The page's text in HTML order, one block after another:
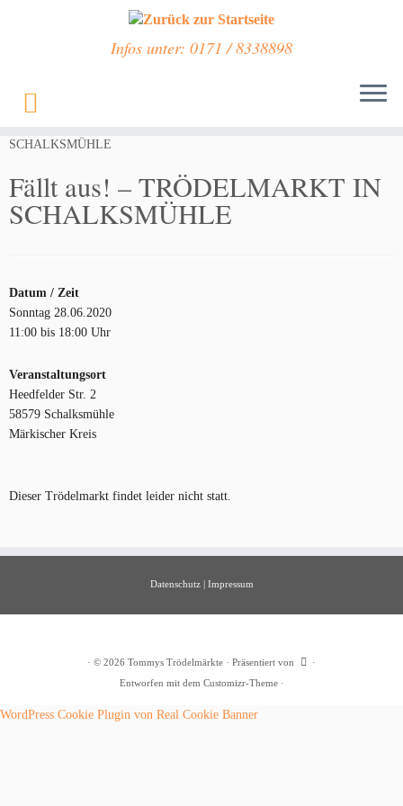
springen
Infos unter: 0171 / 8338898
SCHALKSMÜHLE
Fällt aus! – TRÖDELMARKT IN
SCHALKSMÜHLE
Datum / Zeit
Sonntag 28.06.2020
11:00 bis 18:00 Uhr
Veranstaltungsort
Heedfelder Str. 2
58579 Schalksmühle
Märkischer Kreis
Dieser Trödelmarkt findet leider nicht statt.
Datenschutz| Impressum
· © 2026 Tommys Trödelmärkte · Präsentiert von
·
Entworfen mit dem Customizr-Theme·
WordPress Cookie Plugin von Real Cookie Banner